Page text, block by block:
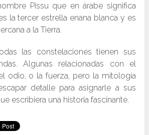
Pissu que en árabe significa
la tercer estrella enana blanca y es
a la Tierra.
las constelaciones tienen sus
Algunas relacionadas con el
odio, o la fuerza, pero la mitología
detalle para asignarle a sus
escribiera una historia fascinante.